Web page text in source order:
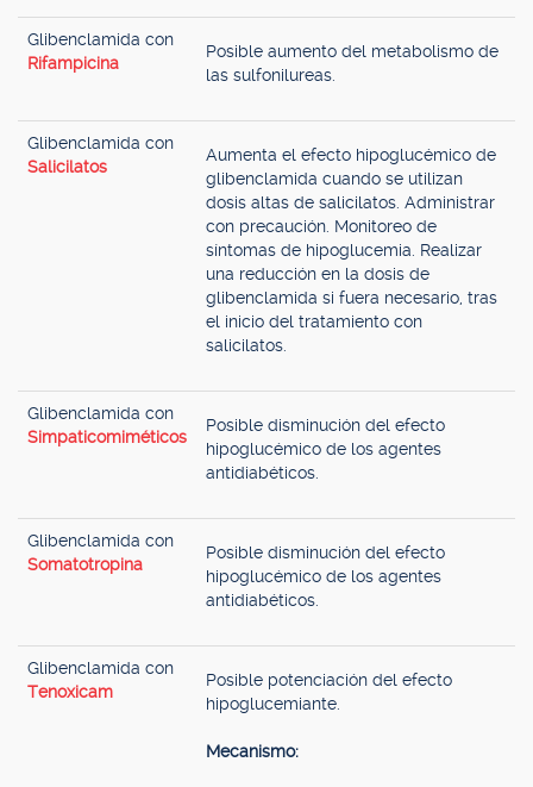
Glibenclamida con
Rifampicina
Posible aumento del metabolismo de
las sulfonilureas.
Glibenclamida con
Salicilatos
Aumenta el efecto hipoglucémico de
glibenclamida cuando se utilizan
dosis altas de salicilatos. Administrar
con precaución. Monitoreo de
síntomas de hipoglucemia. Realizar
una reducción en la dosis de
glibenclamida si fuera necesario, tras
el inicio del tratamiento con
salicilatos.
Glibenclamida con
Simpaticomiméticos
Posible disminución del efecto
hipoglucémico de los agentes
antidiabéticos.
Glibenclamida con
Somatotropina
Posible disminución del efecto
hipoglucémico de los agentes
antidiabéticos.
Glibenclamida con
Tenoxicam
Posible potenciación del efecto
hipoglucemiante.
Mecanismo: